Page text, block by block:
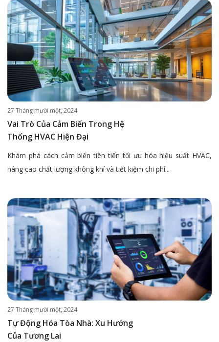
27 Tháng mười một, 2024
Vai Trò Của Cảm Biến Trong Hệ
Thống HVAC Hiện Đại
Khám phá cách cảm biến tiên tiến tối ưu hóa hiệu suất HVAC,
nâng cao chất lượng không khí và tiết kiệm chi phí...
27 Tháng mười một, 2024
Tự Động Hóa Tòa Nhà: Xu Hướng
Của Tương Lai